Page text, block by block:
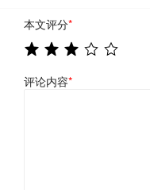
本文评分*
评论内容*